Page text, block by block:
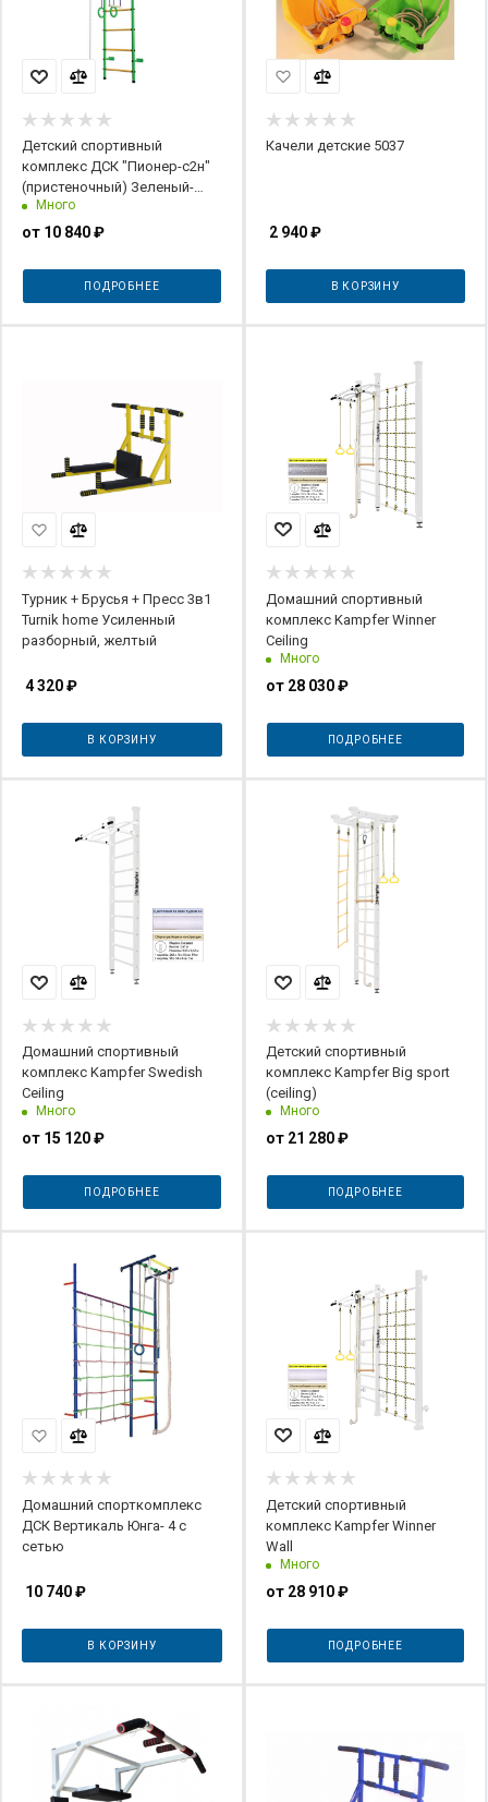
Детский спортивный
комплекс ДСК "Пионер-с2н"
(пристеночный) Зеленый-
желтый
Много
от 10 840 ₽
ПОДРОБНЕЕ
Качели детские 5037
2 940₽
В КОРЗИНУ
Турник + Брусья + Пресс 3в1
Turnik home Усиленный
разборный, желтый
4 320₽
В КОРЗИНУ
Домашний спортивный
комплекс Kampfer Winner
Ceiling
Много
от 28 030 ₽
ПОДРОБНЕЕ
Домашний спортивный
комплекс Kampfer Swedish
Ceiling
Много
от 15 120 ₽
ПОДРОБНЕЕ
Детский спортивный
комплекс Kampfer Big sport
(ceiling)
Много
от 21 280 ₽
ПОДРОБНЕЕ
Домашний спорткомплекс
ДСК Вертикаль Юнга- 4 с
сетью
10 740₽
В КОРЗИНУ
Детский спортивный
комплекс Kampfer Winner
Wall
Много
от 28 910 ₽
ПОДРОБНЕЕ